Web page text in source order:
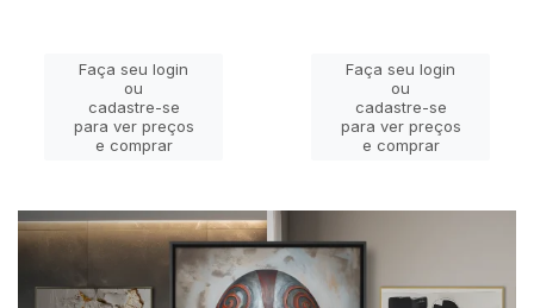
Faça seu login
ou
cadastre-se
para ver preços
e comprar
Faça seu login
ou
cadastre-se
para ver preços
e comprar